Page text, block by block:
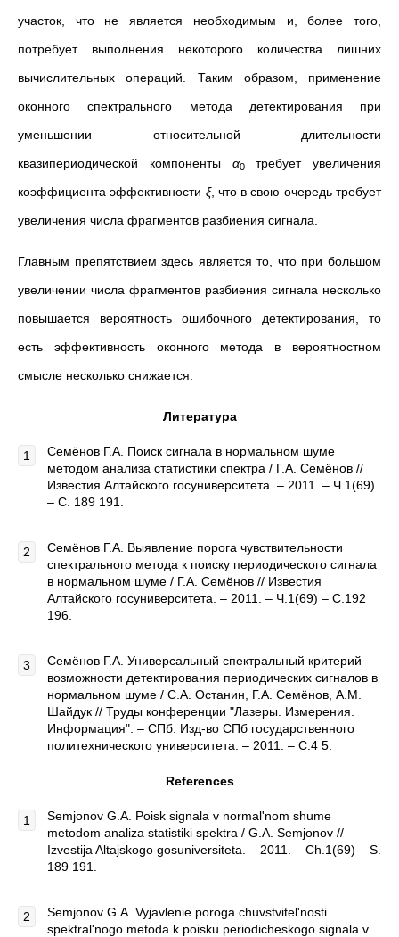
участок, что не является необходимым и, более того,
потребует выполнения некоторого количества лишних
вычислительных операций. Таким образом, применение
оконного спектрального метода детектирования при
уменьшении относительной длительности
квазипериодической компоненты α0требует увеличения
коэффициента эффективности ξ, что в свою очередь требует
увеличения числа фрагментов разбиения сигнала.
Главным препятствием здесь является то, что при большом
увеличении числа фрагментов разбиения сигнала несколько
повышается вероятность ошибочного детектирования, то
есть эффективность оконного метода в вероятностном
смысле несколько снижается.
Литература
Семёнов Г.А. Поиск сигнала в нормальном шуме
методом анализа статистики спектра / Г.А. Семёнов //
Известия Алтайского госуниверситета. – 2011. – Ч.1(69)
– С. 189 191.
Семёнов Г.А. Выявление порога чувствительности
спектрального метода к поиску периодического сигнала
в нормальном шуме / Г.А. Семёнов // Известия
Алтайского госуниверситета. – 2011. – Ч.1(69) – С.192
196.
Семёнов Г.А. Универсальный спектральный критерий
возможности детектирования периодических сигналов в
нормальном шуме / С.А. Останин, Г.А. Семёнов, А.М.
Шайдук // Труды конференции "Лазеры. Измерения.
Информация". – СПб: Изд-во СПб государственного
политехнического университета. – 2011. – С.4 5.
References
Semjonov G.A. Poisk signala v normal'nom shume
metodom analiza statistiki spektra / G.A. Semjonov //
Izvestija Altajskogo gosuniversiteta. – 2011. – Ch.1(69) – S.
189 191.
Semjonov G.A. Vyjavlenie poroga chuvstvitel'nosti
spektral'nogo metoda k poisku periodicheskogo signala v